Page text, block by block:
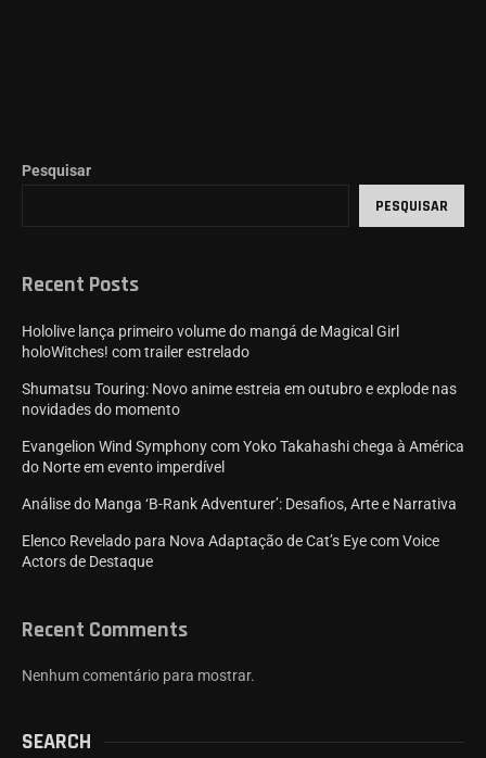
Pesquisar
PESQUISAR
Recent Posts
Hololive lança primeiro volume do mangá de Magical Girl
holoWitches! com trailer estrelado
Shumatsu Touring: Novo anime estreia em outubro e explode nas
novidades do momento
Evangelion Wind Symphony com Yoko Takahashi chega à América
do Norte em evento imperdível
Análise do Manga ‘B-Rank Adventurer’: Desafios, Arte e Narrativa
Elenco Revelado para Nova Adaptação de Cat’s Eye com Voice
Actors de Destaque
Recent Comments
Nenhum comentário para mostrar.
SEARCH